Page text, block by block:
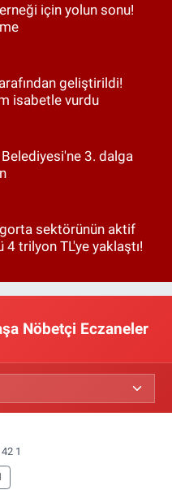
için yolun sonu!
geliştirildi!
isabetle vurdu
Belediyesi'ne 3. dalga
sektörünün aktif
4 trilyon TL'ye yaklaştı!
Nöbetçi Eczaneler
1